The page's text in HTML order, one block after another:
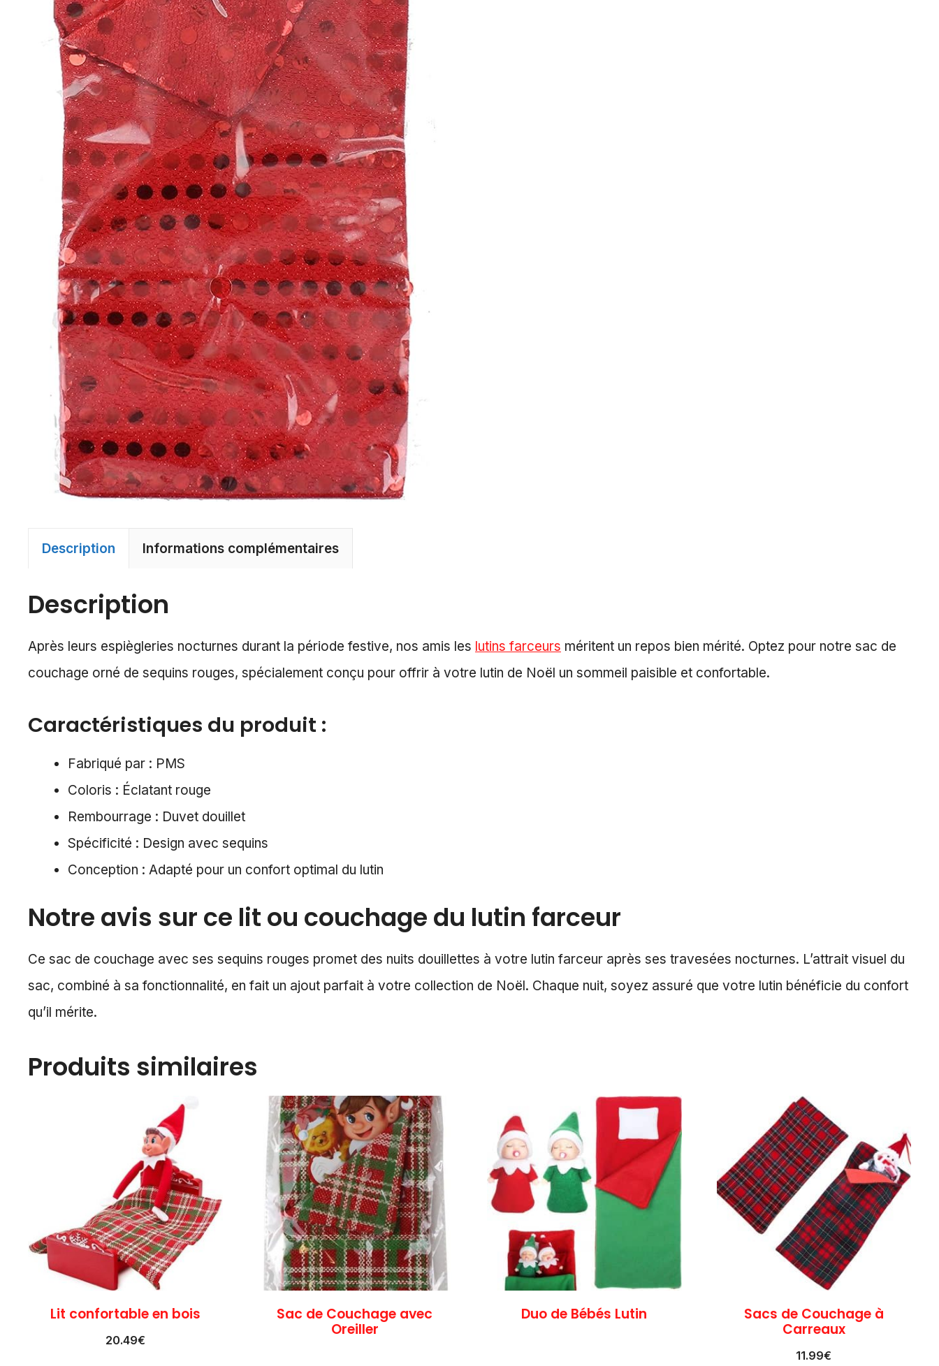
Description Informations complémentaires
Description
Après leurs espiègleries nocturnes durant la période festive, nos amis les lutins farceurs méritent un repos bien mérité. Optez pour notre sac de
couchage orné de sequins rouges, spécialement conçu pour offrir à votre lutin de Noël un sommeil paisible et confortable.
Caractéristiques du produit :
Fabriqué par : PMS
Coloris : Éclatant rouge
Rembourrage : Duvet douillet
Spécificité : Design avec sequins
Conception : Adapté pour un confort optimal du lutin
Notre avis sur ce lit ou couchage du lutin farceur
Ce sac de couchage avec ses sequins rouges promet des nuits douillettes à votre lutin farceur après ses travesées nocturnes. L’attrait visuel du
sac, combiné à sa fonctionnalité, en fait un ajout parfait à votre collection de Noël. Chaque nuit, soyez assuré que votre lutin bénéficie du confort
qu’il mérite.
Produits similaires
Lit confortable en bois
20.49€
Sac de Couchage avec
Oreiller
Duo de Bébés Lutin
Sacs de Couchage à
Carreaux
11.99€